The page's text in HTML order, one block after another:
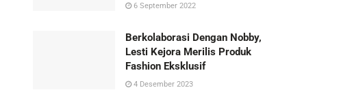
6 September 2022
Berkolaborasi Dengan Nobby,
Lesti Kejora Merilis Produk
Fashion Eksklusif
4 Desember 2023